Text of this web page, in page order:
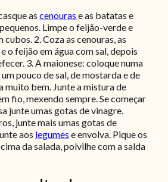
as cenouras e as batatas e
Limpe o feijão-verde e
2. Coza as cenouras, as
o feijão em água com sal, depois
3. A maionese: coloque numa
pouco de sal, de mostarda e de
muito bem. Junte a mistura de
fio, mexendo sempre. Se começar
junte umas gotas de vinagre.
junte mais umas gotas de
aos legumes e envolva. Pique os
da salada, polvilhe com a salda